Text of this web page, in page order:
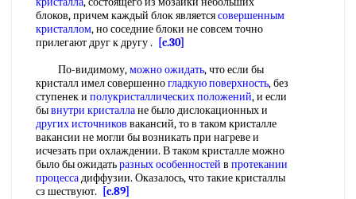
блоков, причем каждый блок являетсясовершенным
кристаллом, но соседние блоки не совсем точно
прилегают друг к другу .
[c.30]
По-видимому,можно ожидать, что если бы
кристалл имел совершенногладкую поверхность, без
ступенек и полукристаллических положений, и если
бывнутри кристаллане было дислокационных и
других источников вакансий, то в таком кристалле
вакансии не могли бы возникать при нагреве и
исчезать при охлаждении. В таком кристалле можно
было бы ожидатьразных особенностей в протекании
процессадиффузии. Оказалось, что такие кристаллы
сз шествуют.
[c.89]